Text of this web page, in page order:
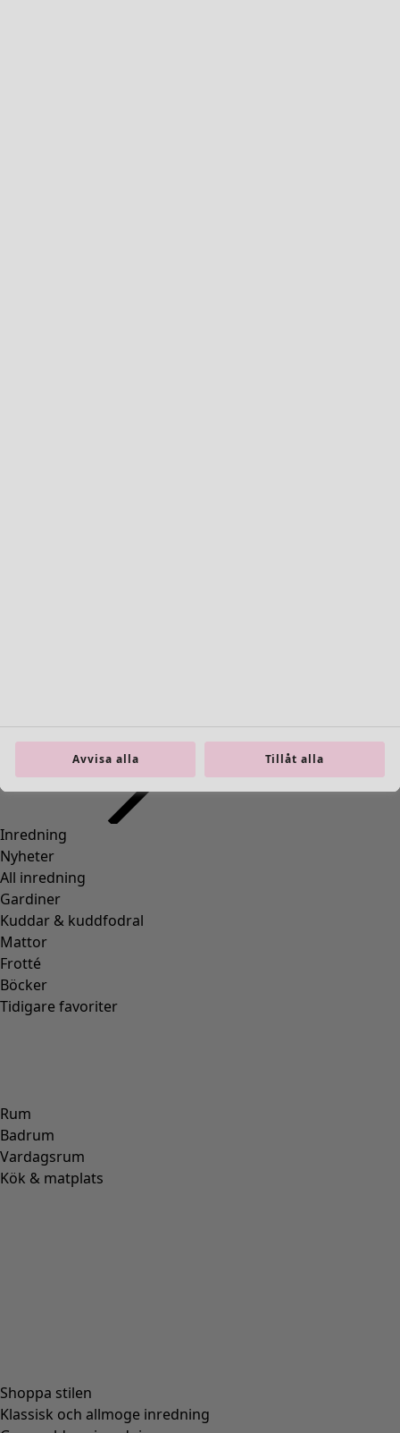
Inredning
Nyheter
All inredning
Gardiner
Kuddar & kuddfodral
Mattor
Frotté
Böcker
Tidigare favoriter
Rum
Badrum
Vardagsrum
Kök & matplats
Shoppa stilen
Klassisk och allmoge inredning
Avvisa alla Tillåt alla